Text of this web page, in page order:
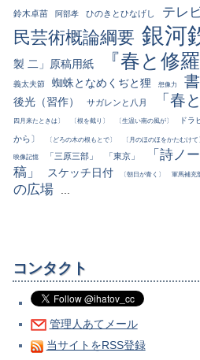
鈴木卓苗 阿部孝 ひのきとひなげし テレ
民芸術概論綱要 銀河
製 二」原稿用紙
『春と修羅
義太夫節 蜘蛛となめくぢと狸 想像力
後光（習作）
サガレンと八月 「春
四月来たときは〕 〔根を截り〕 〔生温い南の風が〕 ドラ
から〕
〔どろの木の根もとで〕 〔月のほのほをかたむけて
映像記憶 「三原三部」 「東京」 「詩ノ
稿」
スケッチ日付 〔朝日が青く〕 軍馬補充
の広場
...
コンタクト
管理人あてメール
当サイトをRSS登録